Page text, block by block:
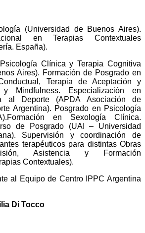
(Universidad de Buenos Aires).
en Terapias Contextuales
España).
Clínica y Terapia Cognitiva
Aires). Formación de Posgrado en
Terapia de Aceptación y
Mindfulness. Especialización en
al Deporte (APDA Asociación de
Argentina). Posgrado en Psicología
en Sexología Clínica.
de Posgrado (UAI – Universidad
Supervisión y coordinación de
terapéuticos para distintas Obras
Asistencia y Formación
Contextuales).
al Equipo de Centro IPPC Argentina
Di Tocco